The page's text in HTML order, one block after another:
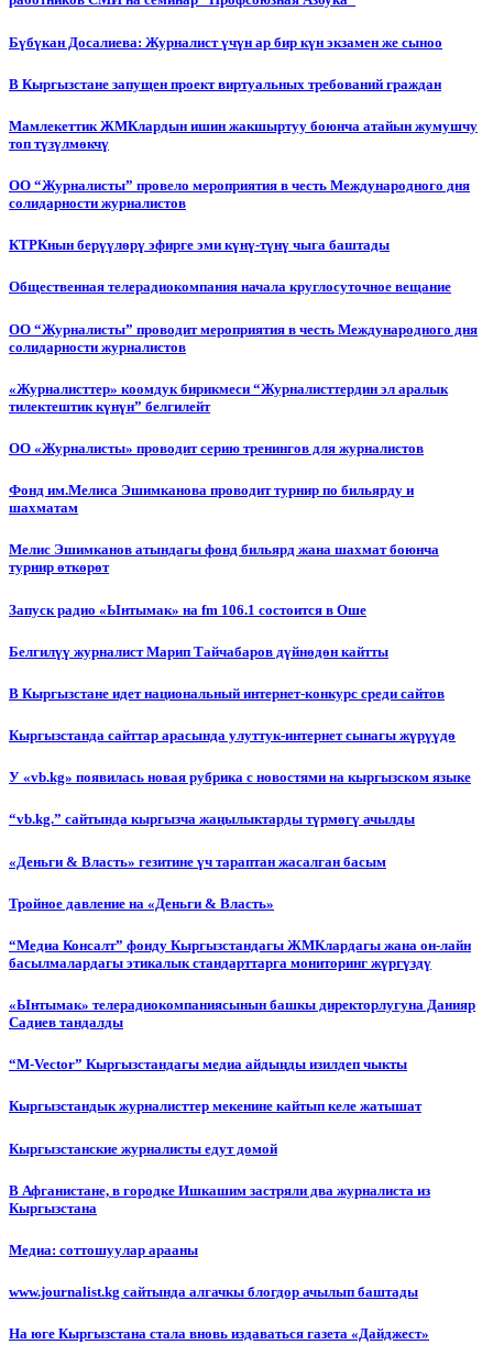
Бүбүкан Досалиева: Журналист үчүн ар бир күн экзамен же сыноо
В Кыргызстане запущен проект виртуальных требований граждан
Мамлекеттик ЖМКлардын ишин жакшыртуу боюнча атайын жумушчу
топ түзүлмөкчү
ОО “Журналисты” провело мероприятия в честь Международного дня
солидарности журналистов
КТРКнын берүүлөрү эфирге эми күнү-түнү чыга баштады
Общественная телерадиокомпания начала круглосуточное вещание
ОО “Журналисты” проводит мероприятия в честь Международного дня
солидарности журналистов
«Журналисттер» коомдук бирикмеси “Журналисттердин эл аралык
тилектештик күнүн” белгилейт
ОО «Журналисты» проводит серию тренингов для журналистов
Фонд им.Мелиса Эшимканова проводит турнир по бильярду и
шахматам
Мелис Эшимканов атындагы фонд бильярд жана шахмат боюнча
турнир өткөрөт
Запуск радио «Ынтымак» на fm 106.1 состоится в Оше
Белгилүү журналист Марип Тайчабаров дүйнөдөн кайтты
В Кыргызстане идет национальный интернет-конкурс среди сайтов
Кыргызстанда сайттар арасында улуттук-интернет сынагы жүрүүдө
У «vb.kg» появилась новая рубрика с новостями на кыргызском языке
“vb.kg.” сайтында кыргызча жаңылыктарды түрмөгү ачылды
«Деньги & Власть» гезитине үч тараптан жасалган басым
Тройное давление на «Деньги & Власть»
“Медиа Консалт” фонду Кыргызстандагы ЖМКлардагы жана он-лайн
басылмалардагы этикалык стандарттарга мониторинг жүргүздү
«Ынтымак» телерадиокомпаниясынын башкы директорлугуна Данияр
Садиев тандалды
“М-Vector” Кыргызстандагы медиа айдыңды изилдеп чыкты
Кыргызстандык журналисттер мекенине кайтып келе жатышат
Кыргызстанские журналисты едут домой
В Афганистане, в городке Ишкашим застряли два журналиста из
Кыргызстана
Медиа: соттошуулар арааны
www.journalist.kg сайтында алгачкы блогдор ачылып баштады
На юге Кыргызстана стала вновь издаваться газета «Дайджест»